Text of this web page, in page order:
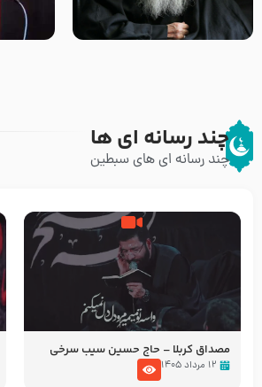
زوّار اربعین امام حسین (علیه
السلام) با این اشتیاق به زیارت
روضه
حسن
چند رسانه ای ها
چند رسانه ای های سبطین
مصداق کربلا – حاج حسین سیب سرخی
۱۲ مرداد ۱۴۰۵